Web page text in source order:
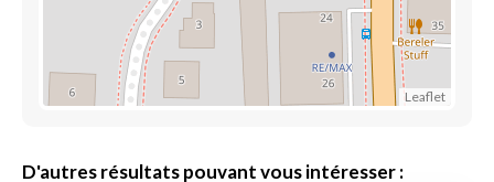
Leaflet
D'autres résultats pouvant vous intéresser :